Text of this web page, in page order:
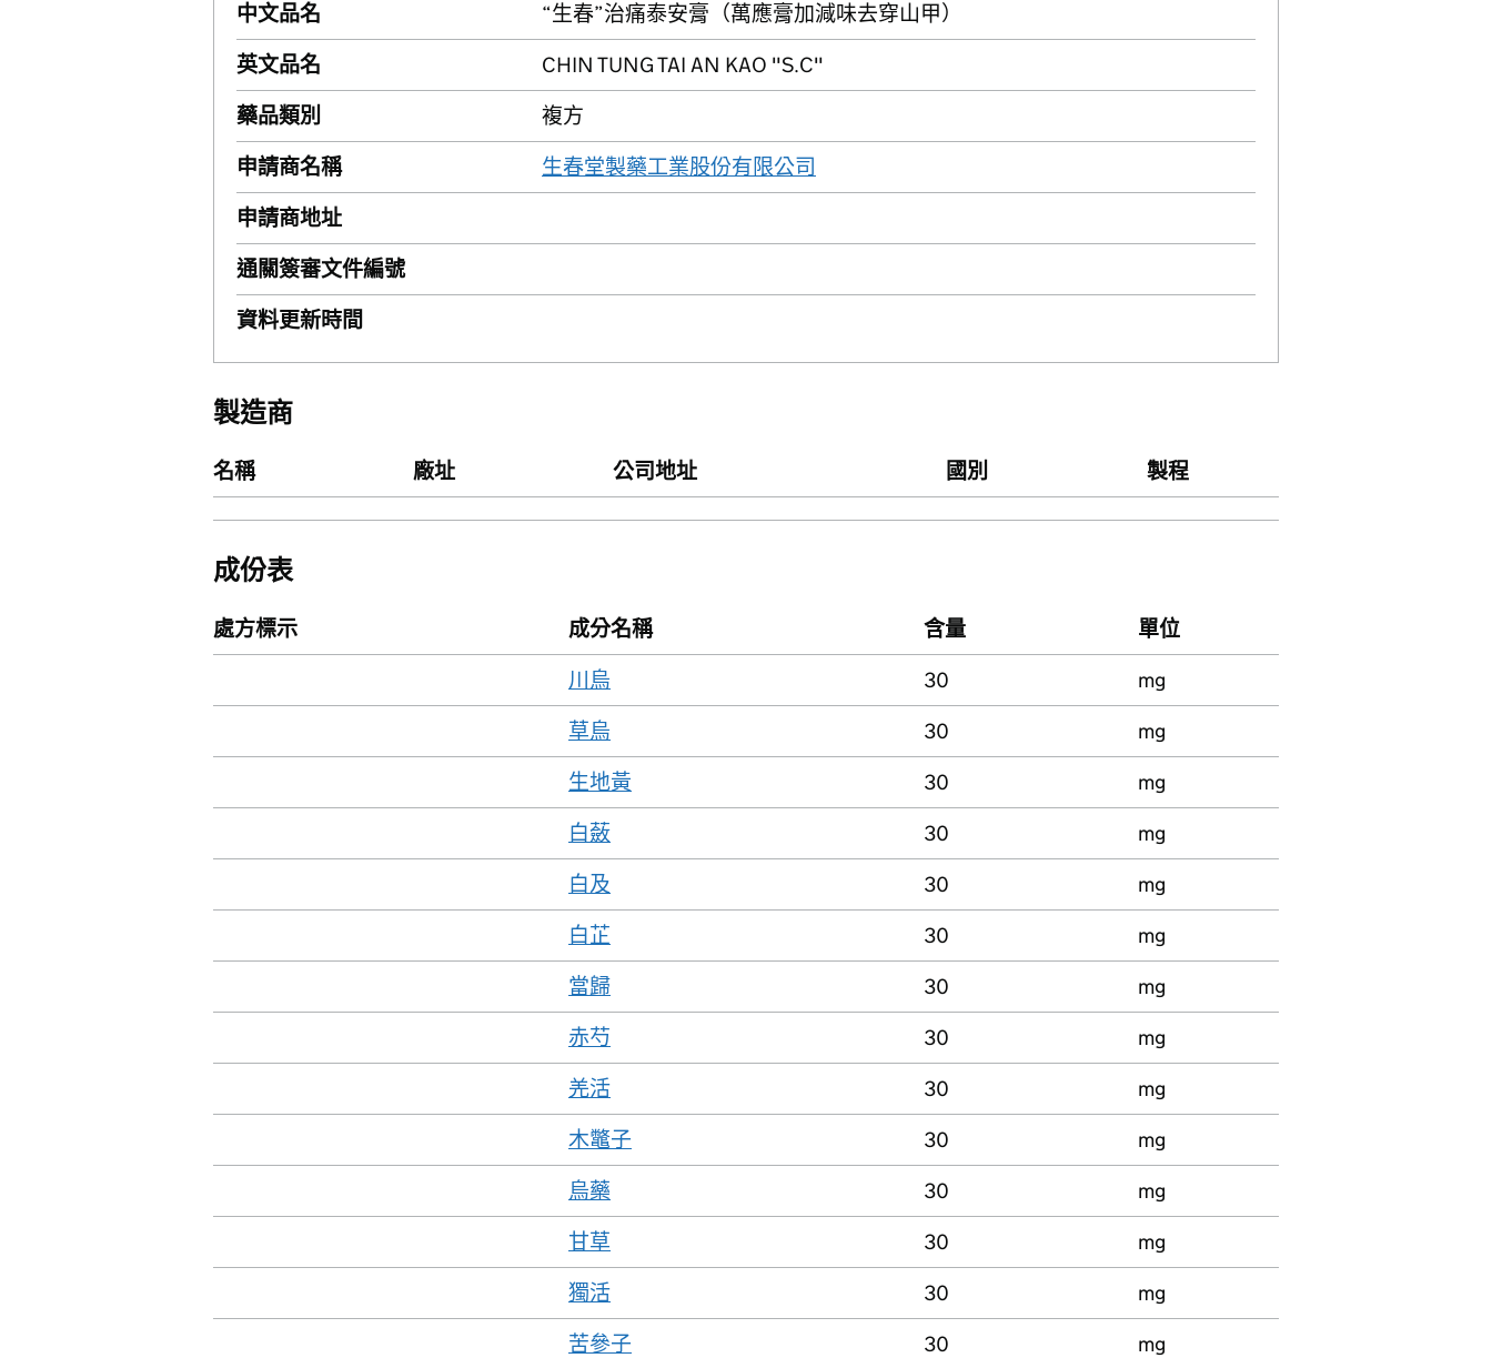
中文品名
“生春”治痛泰安膏（萬應膏加減味去穿山甲）
英文品名
CHIN TUNG TAI AN KAO "S.C"
藥品類別
複方
申請商名稱
生春堂製藥工業股份有限公司
申請商地址
通關簽審文件編號
資料更新時間
製造商
名稱 廠址 公司地址 國別 製程
成份表
處方標示 成分名稱 含量
單位
川烏
30
mg
草烏
30
mg
生地黃
30
mg
白蘞
30
mg
白及
30
mg
白芷
30
mg
當歸
30
mg
赤芍
30
mg
羌活
30
mg
木鼈子
30
mg
烏藥
30
mg
甘草
30
mg
獨活
30
mg
苦參子
30
mg